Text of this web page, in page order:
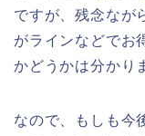
ですが、残念なが
がラインなどでお
かどうかは分かり
なので、もしも今